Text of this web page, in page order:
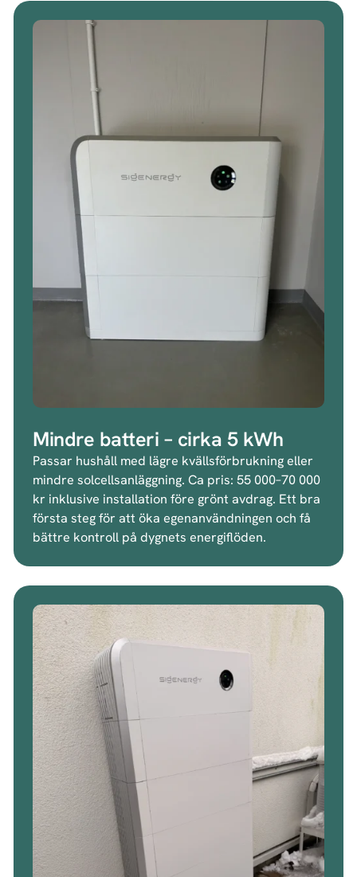
Mindre batteri – cirka 5 kWh
Passar hushåll med lägre kvällsförbrukning eller
mindre solcellsanläggning. Ca pris: 55 000–70 000
kr inklusive installation före grönt avdrag. Ett bra
första steg för att öka egenanvändningen och få
bättre kontroll på dygnets energiflöden.